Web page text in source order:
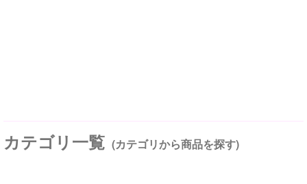
カテゴリ一覧 (カテゴリから商品を探す)